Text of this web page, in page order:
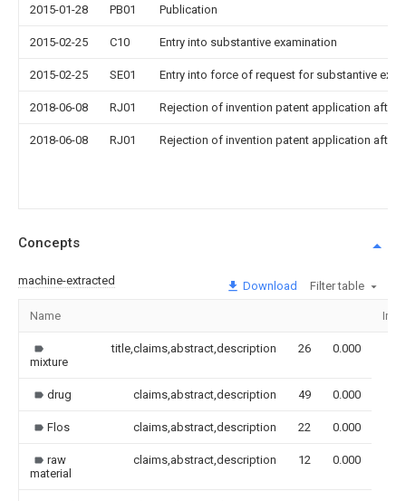
2015-01-28 PB01 Publication
2015-02-25 C10 Entry into substantive examination
2015-02-25 SE01 Entry into force of request for substantive
2018-06-08 RJ01 Rejection of invention patent application after
2018-06-08 RJ01 Rejection of invention patent application after
Concepts
machine-extracted Download Filter table
Name
mixture
title,claims,abstract,description 26 0.000
drug claims,abstract,description 49 0.000
Flos claims,abstract,description 22 0.000
raw
material
claims,abstract,description 12 0.000